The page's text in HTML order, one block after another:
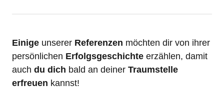
Einige unserer Referenzen möchten dir von ihrer
persönlichen Erfolgsgeschichte erzählen, damit
auch du dich bald an deiner Traumstelle
erfreuen kannst!